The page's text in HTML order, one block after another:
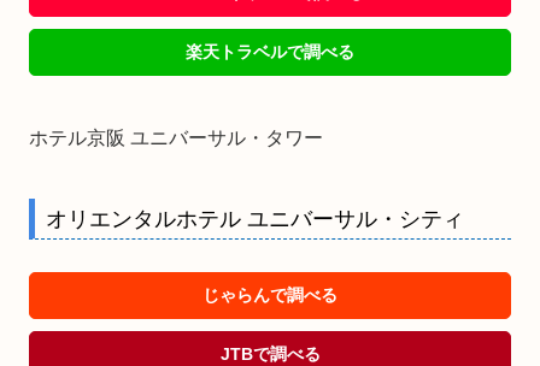
楽天トラベルで調べる
ホテル京阪 ユニバーサル・タワー
オリエンタルホテル ユニバーサル・シティ
じゃらんで調べる
JTBで調べる